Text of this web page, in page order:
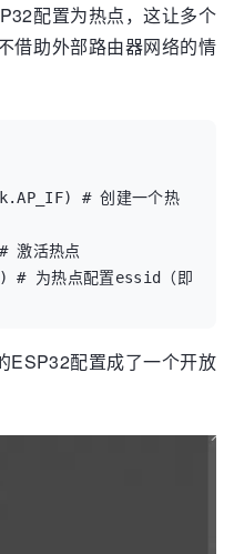
配置为热点，这让多个
借助外部路由器网络的情
.AP_IF)
# 创建一个热
# 激活热点
)
# 为热点配置essid（即
ESP32配置成了一个开放